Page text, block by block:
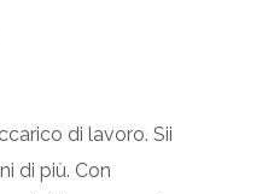
di lavoro. Sii
di più. Con